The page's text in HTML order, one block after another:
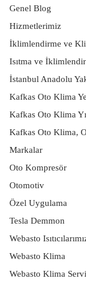
Genel Blog
Hizmetlerimiz
İklimlendirme ve
Isıtma ve
İstanbul Anadolu
Kafkas Oto Klima
Kafkas Oto Klima
Kafkas Oto Klima,
Markalar
Oto Kompresör
Otomotiv
Özel Uygulama
Tesla Demmon
Webasto
Webasto Klima
Webasto Klima